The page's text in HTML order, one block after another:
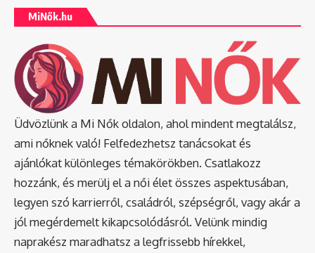
MiNők.hu
Üdvözlünk a Mi Nők oldalon, ahol mindent megtalálsz,
ami nőknek való! Felfedezhetsz tanácsokat és
ajánlókat különleges témakörökben. Csatlakozz
hozzánk, és merülj el a női élet összes aspektusában,
legyen szó karrierről, családról, szépségről, vagy akár a
jól megérdemelt kikapcsolódásról. Velünk mindig
naprakész maradhatsz a legfrissebb hírekkel,